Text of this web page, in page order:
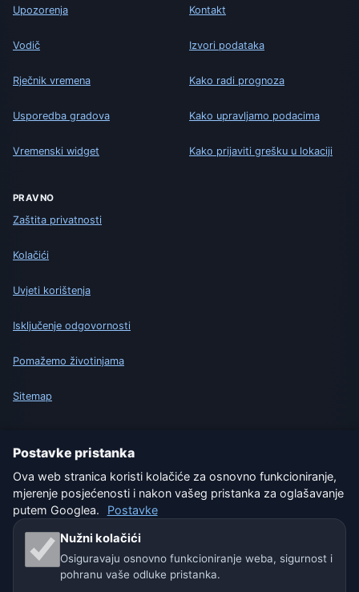
Upozorenja
Vodič
Rječnik vremena
Usporedba gradova
Vremenski widget
Kontakt
Izvori podataka
Kako radi prognoza
Kako upravljamo podacima
Kako prijaviti grešku u lokaciji
PRAVNO
Zaštita privatnosti
Kolačići
Uvjeti korištenja
Isključenje odgovornosti
Pomažemo životinjama
Sitemap
Naše vremenske stranice:
🇩🇪🇦🇹🇨🇭 Njemačka / Austrija / Švicarska
Postavke pristanka
Ova web stranica koristi kolačiće za osnovno funkcioniranje,
mjerenje posjećenosti i nakon vašeg pristanka za oglašavanje
putem Googlea.
Postavke
Nužni kolačići
Osiguravaju osnovno funkcioniranje weba, sigurnost i
pohranu vaše odluke pristanka.